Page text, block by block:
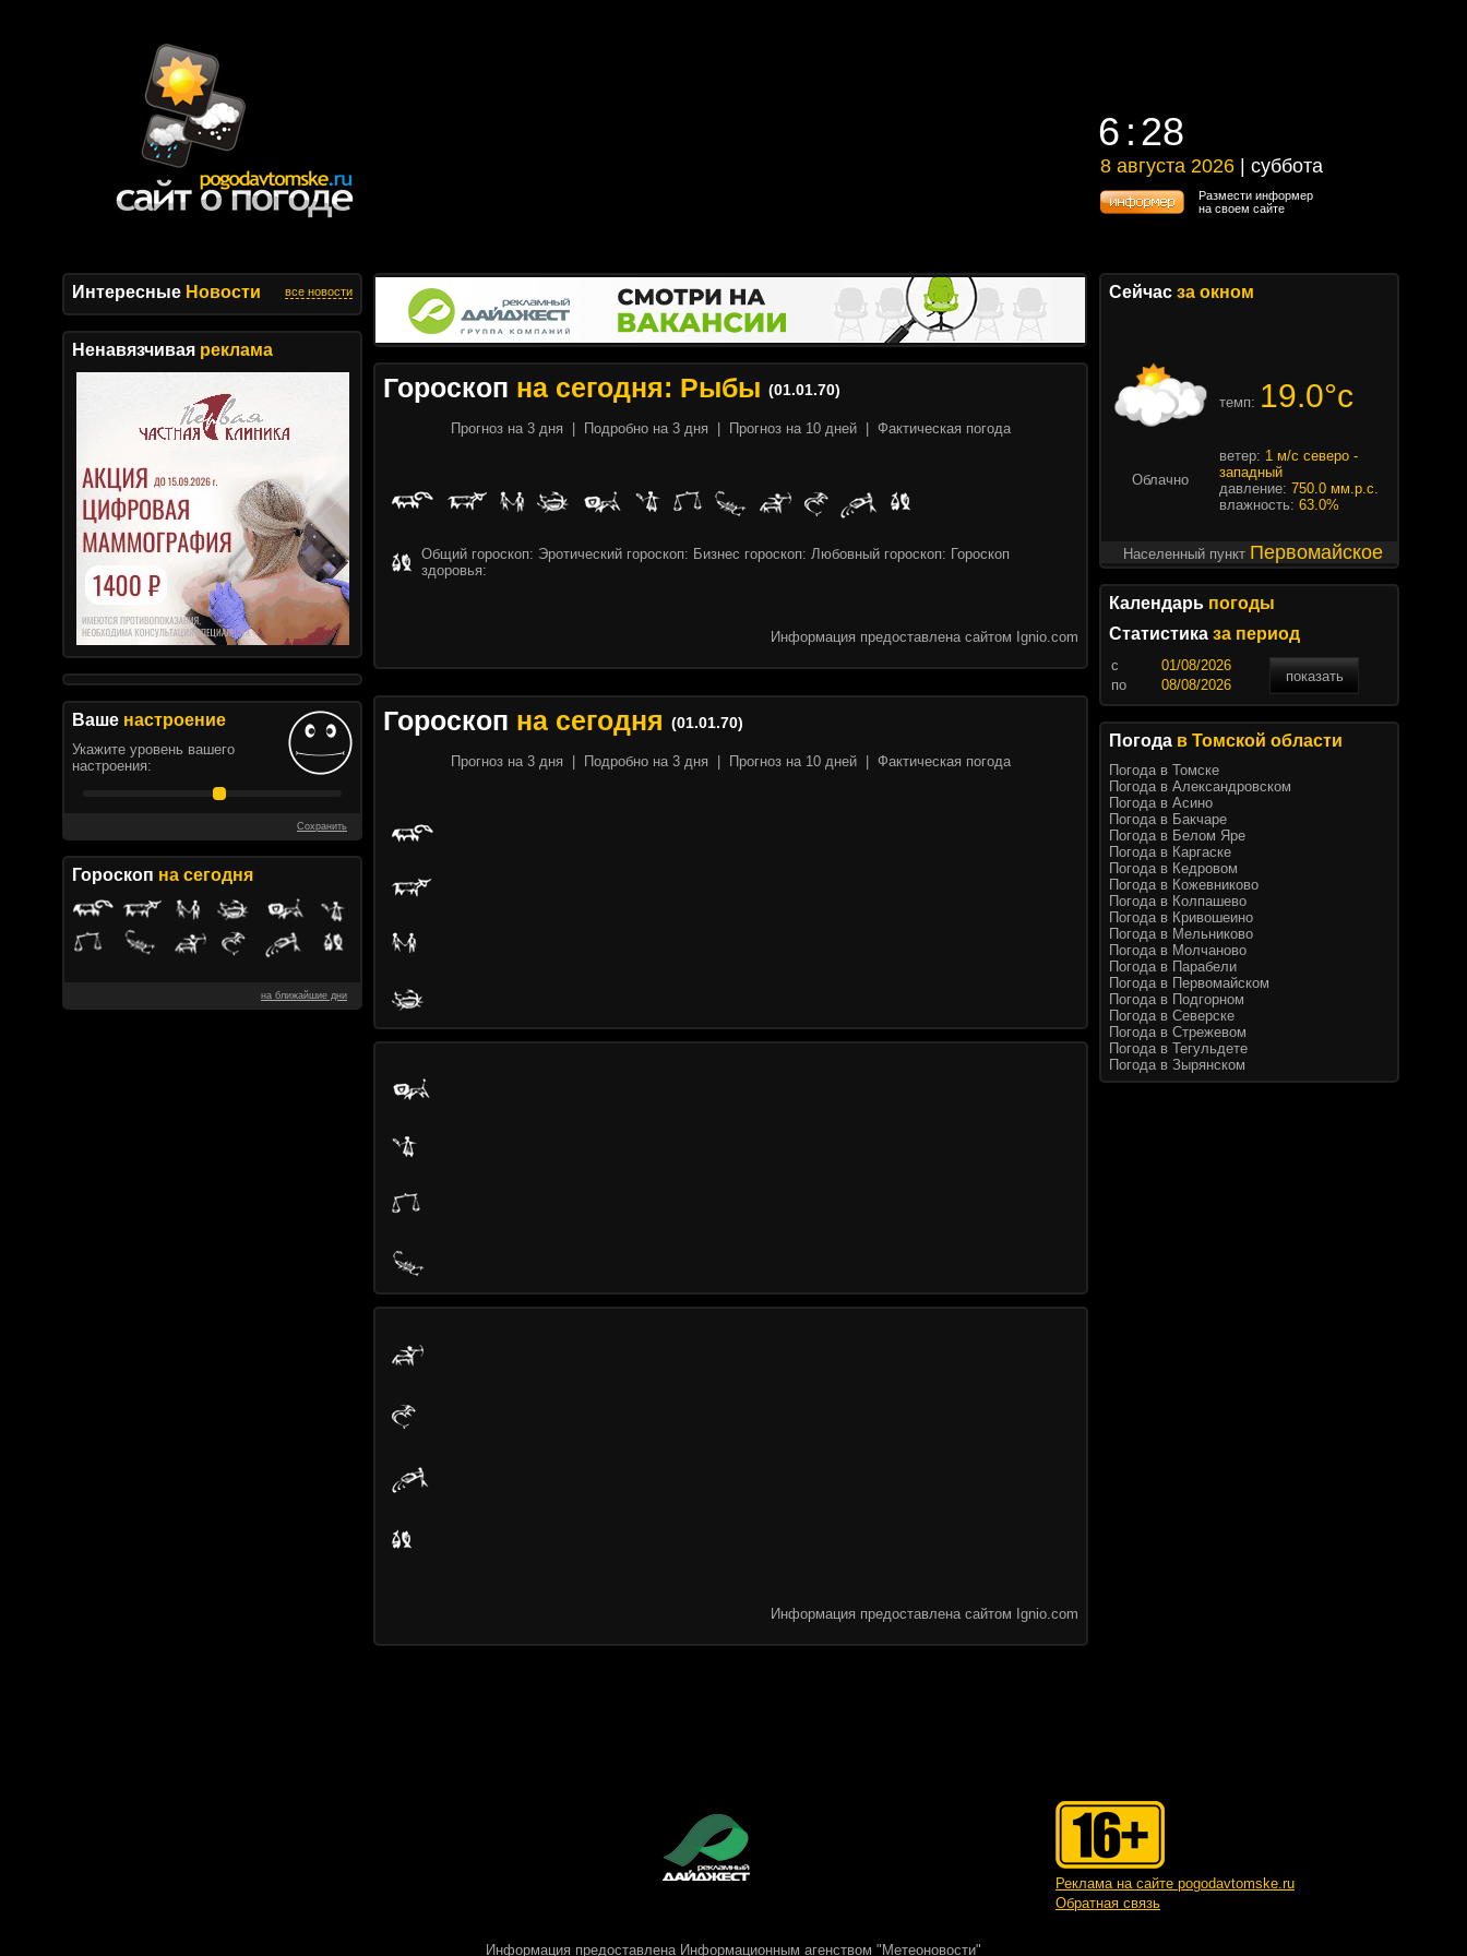
6 28
6 28
8 августа 2026 | суббота
8 августа 2026 | суббота
Размести информер
на своем сайте
Интересные Новости все новости
Ненавязчивая реклама
Ваше настроение
Укажите уровень вашего
настроения:
Сохранить
Гороскоп на сегодня
на ближайшие дни
Гороскоп на сегодня: Рыбы (01.01.70)
Прогноз на 3 дня Подробно на 3 дня Прогноз на 10 дней Фактическая погода
Общий гороскоп: Эротический гороскоп: Бизнес гороскоп: Любовный гороскоп: Гороскоп
здоровья:
Информация предоставлена сайтом Ignio.com
Гороскоп на сегодня (01.01.70)
Прогноз на 3 дня Подробно на 3 дня Прогноз на 10 дней Фактическая погода
Информация предоставлена сайтом Ignio.com
Сейчас за окном
темп: 19.0°c
Облачно
ветер: 1 м/с северо -
западный
давление: 750.0 мм.р.с.
влажность: 63.0%
Населенный пункт Первомайское
Календарь погоды
Статистика за период
c
показать
по
Погода в Томской области
Погода в Томске
Погода в Александровском
Погода в Асино
Погода в Бакчаре
Погода в Белом Яре
Погода в Каргаске
Погода в Кедровом
Погода в Кожевниково
Погода в Колпашево
Погода в Кривошеино
Погода в Мельниково
Погода в Молчаново
Погода в Парабели
Погода в Первомайском
Погода в Подгорном
Погода в Северске
Погода в Стрежевом
Погода в Тегульдете
Погода в Зырянском
Реклама на сайте pogodavtomske.ru
Обратная связь
Информация предоставлена Информационным агенством "Метеоновости"